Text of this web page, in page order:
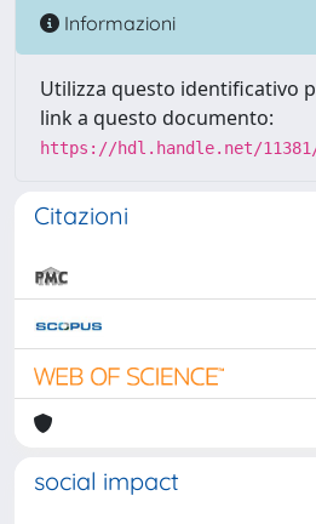
Informazioni
Utilizza questo identificativo
link a questo documento:
https://hdl.handle.net/11381/
Citazioni
social impact